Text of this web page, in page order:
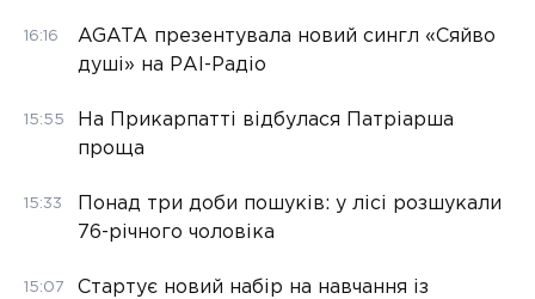
16:16
AGATA презентувала новий сингл «Сяйво
душі» на РАІ-Радіо
15:55
На Прикарпатті відбулася Патріарша
проща
15:33
Понад три доби пошуків: у лісі розшукали
76-річного чоловіка
15:07
Стартує новий набір на навчання із